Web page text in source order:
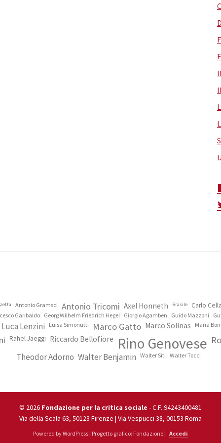
Antonio Gramsci Antonio Tricomi Axel Honneth Brasile Carlo
Garibaldo Georg Wilhelm Friedrich Hegel Giorgio Agamben Guido Mazzoni
Luca Lenzini Luisa Simonutti Marco Gatto Marco Solinas Maria
Rahel Jaeggi Riccardo Bellofiore Rino Genovese
Theodor Adorno Walter Benjamin Walter Siti Walter Tocci
© 2026 Fondazione per la critica sociale - C.F. 94243400481
Via della Scala 63, 50123 Firenze | Via Vespucci 38, 00153 Roma
Powered by WordPress | Progetto grafico: Fondazione | Accedi